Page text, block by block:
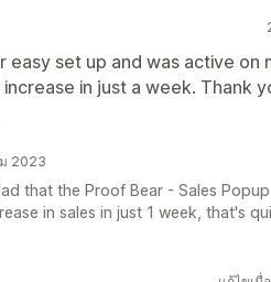
set up and was active on
in just a week. Thank
2023
that the Proof Bear - Sales
in sales in just 1 week, that's